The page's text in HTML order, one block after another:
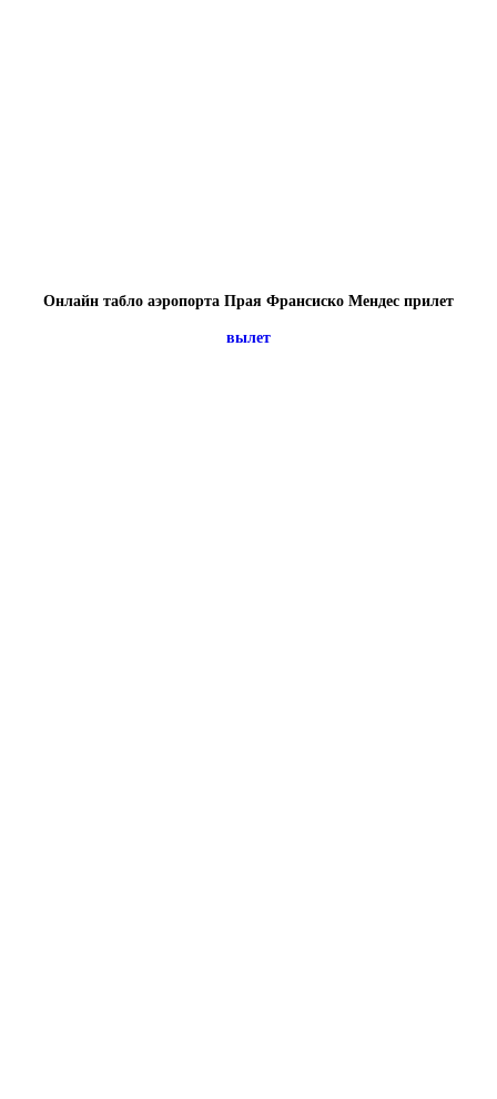
Онлайн табло аэропорта Прая Франсиско Мендес прилет
вылет